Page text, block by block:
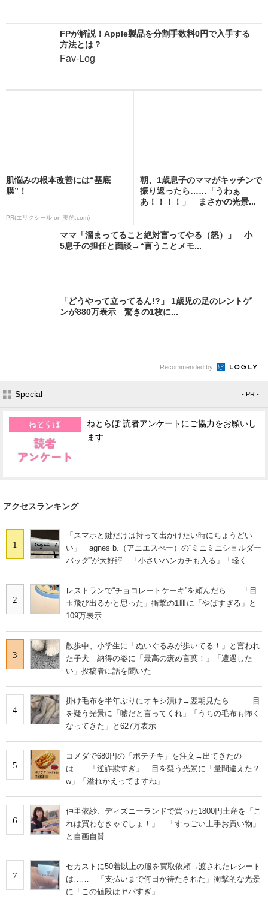
FPが解説！Apple製品を分割手数料0円で入手する
方法とは？
Fav-Log
肌悩みの根本改善には“基底
膜”！
PR(エリクシール on 美的.com)
朝、1歳息子のママがキッチンで
振り返ったら……「うわぁ
あ！！！！」 まさかの光景...
ママ「溜まってること絶対言ってやる（怒）」 小
5息子の担任と面談→“言うことメモ...
「どうやって立ってるん!?」 1歳児の足のレントゲ
ンが880万表示 驚きの1枚に...
Recommended by
Special - PR -
ねとらぼ 読者アンケートにご協力をお願いし
ます
アクセスランキング
1
「スマホと鍵だけは持って出かけたい時にちょうどい
い」 agnes b.（アニエスべー）の“ミニミニショルダー
バッグ”が大好評 「小さいハンカチも入る」「軽くて
2
レストランで“チョコレートケーキ”を頼んだら……「目
玉飛び出るかと思った」衝撃の1皿に「やばすぎる」と
109万表示
3
散歩中、小学生に「ぬいぐるみが歩いてる！」と言われ
た子犬 納得の姿に「最高の褒め言葉！」「遭遇した
い」投稿者に話を聞いた
4
掛け毛布を半年ぶりにオキシ漬け→翌朝見たら…… 目
を疑う光景に「嘘だと言ってくれ」「うちの毛布も怖く
なってきた」と627万表示
5
コメダで680円の「ポテチキ」を注文→出てきたの
は……「逆詐欺すぎ」 目を疑う光景に「量間違えた？
w」「溢れかえってますね」
6
仲里依紗、ディズニーランドで買った1800円土産を「こ
れは買わなきゃでしょ！」 「すっごい上手お買い物」
と自画自賛
7
セカストに50着以上の服を買取依頼→渡されたレシート
は…… 「支払いまで何日か待たされた」衝撃的な光景
に「この値段はヤバすぎ」